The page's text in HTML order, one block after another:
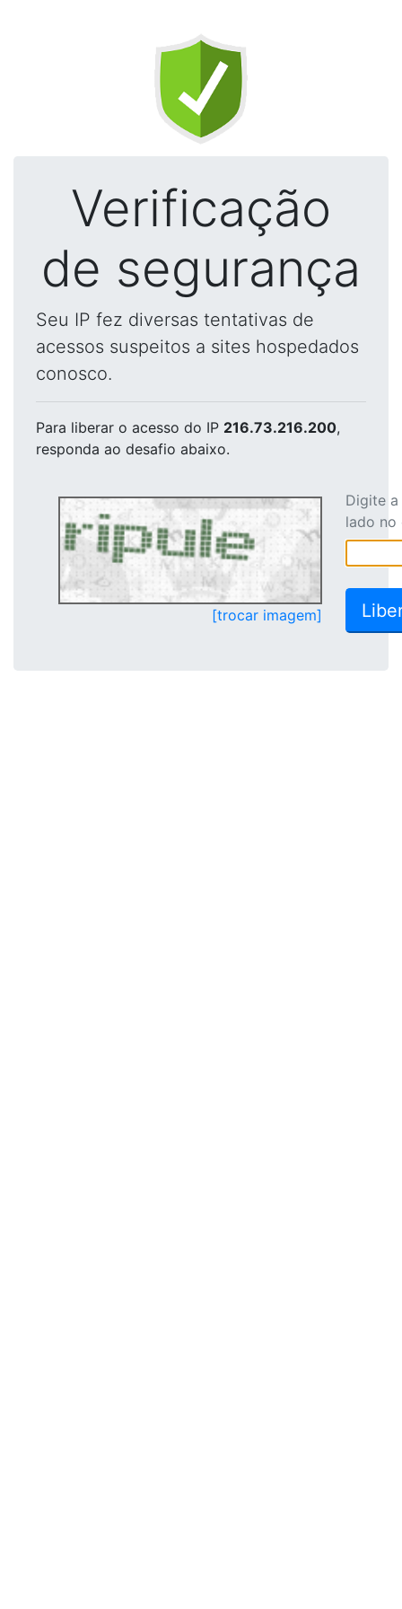
Verificação
de segurança
Seu IP fez diversas tentativas de
acessos suspeitos a sites hospedados
conosco.
Para liberar o acesso do IP 216.73.216.200,
responda ao desafio abaixo.
[trocar imagem]
Digite
lado no